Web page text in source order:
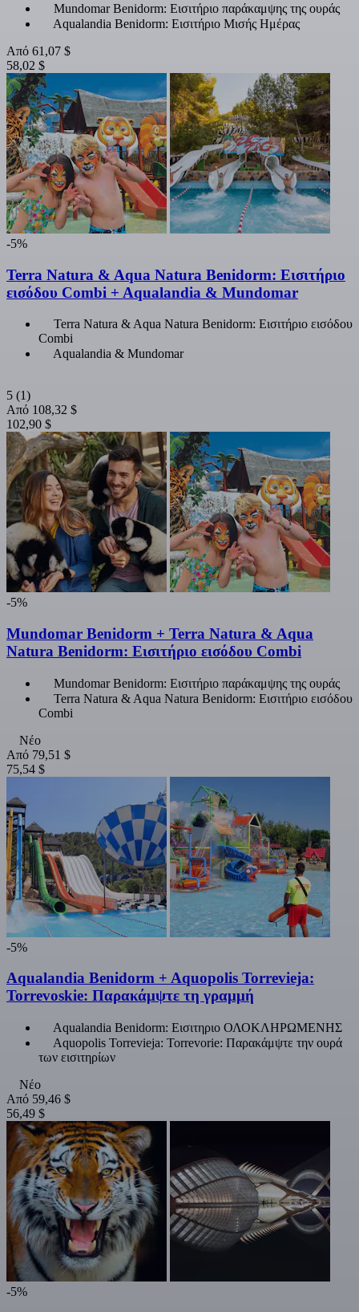
Mundomar Benidorm: Εισιτήριο παράκαμψης της ουράς
Aqualandia Benidorm: Εισιτήριο Μισής Ημέρας
Από 61,07 $
58,02 $
-5%
Terra Natura & Aqua Natura Benidorm: Εισιτήριο
εισόδου Combi + Aqualandia & Mundomar
Terra Natura & Aqua Natura Benidorm: Εισιτήριο εισόδου
Combi
Aqualandia & Mundomar
5 (1)
Από 108,32 $
102,90 $
-5%
Mundomar Benidorm + Terra Natura & Aqua
Natura Benidorm: Εισιτήριο εισόδου Combi
Mundomar Benidorm: Εισιτήριο παράκαμψης της ουράς
Terra Natura & Aqua Natura Benidorm: Εισιτήριο εισόδου
Combi
Νέο
Από 79,51 $
75,54 $
-5%
Aqualandia Benidorm + Aquopolis Torrevieja:
Torrevoskie: Παρακάμψτε τη γραμμή
Aqualandia Benidorm: Εισιτηριο ΟΛΟΚΛΗΡΩΜΕΝΗΣ
Aquopolis Torrevieja: Torrevorie: Παρακάμψτε την ουρά
των εισιτηρίων
Νέο
Από 59,46 $
56,49 $
-5%